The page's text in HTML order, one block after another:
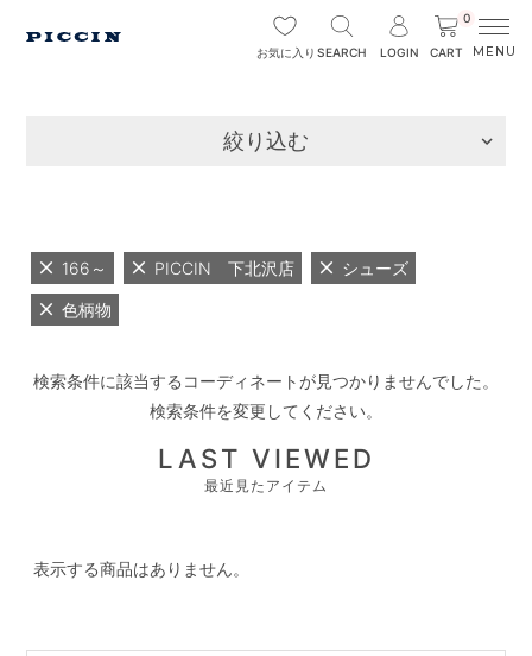
お気に入り SEARCH LOGIN
0
CART
絞り込む
166～ PICCIN 下北沢店 シューズ
色柄物
検索条件に該当するコーディネートが見つかりませんでした。
検索条件を変更してください。
LAST VIEWED
最近見たアイテム
表示する商品はありません。